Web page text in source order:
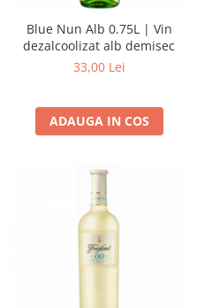
Blue Nun Alb 0.75L | Vin
dezalcoolizat alb demisec
33,00 Lei
ADAUGA IN COS